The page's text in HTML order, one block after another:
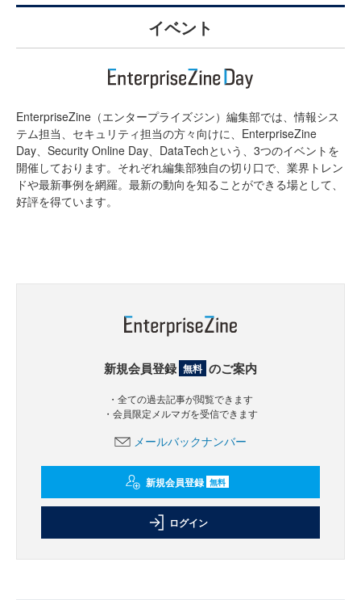
イベント
EnterpriseZine（エンタープライズジン）編集部では、情報シス
テム担当、セキュリティ担当の方々向けに、EnterpriseZine
Day、Security Online Day、DataTechという、3つのイベントを
開催しております。それぞれ編集部独自の切り口で、業界トレン
ドや最新事例を網羅。最新の動向を知ることができる場として、
好評を得ています。
新規会員登録 無料 のご案内
・全ての過去記事が閲覧できます
・会員限定メルマガを受信できます
メールバックナンバー
新規会員登録 無料
ログイン